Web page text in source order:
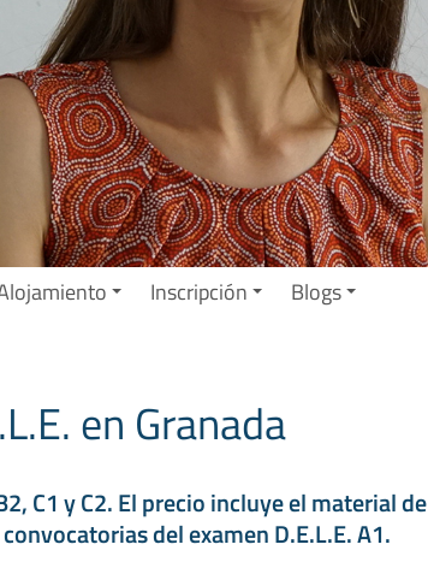
Inscripción Blogs
en Granada
C1 y C2. El precio incluye el material de
del examen D.E.L.E. A1.